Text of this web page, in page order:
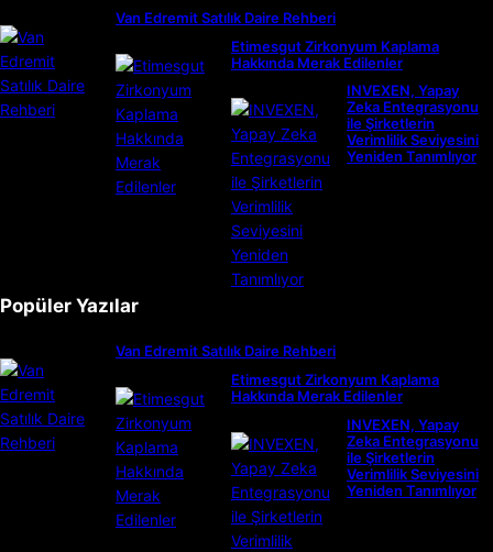
Van Edremit Satılık Daire Rehberi
Etimesgut Zirkonyum Kaplama
Hakkında Merak Edilenler
INVEXEN, Yapay
Zeka Entegrasyonu
ile Şirketlerin
Verimlilik Seviyesini
Yeniden Tanımlıyor
Popüler Yazılar
Van Edremit Satılık Daire Rehberi
Etimesgut Zirkonyum Kaplama
Hakkında Merak Edilenler
INVEXEN, Yapay
Zeka Entegrasyonu
ile Şirketlerin
Verimlilik Seviyesini
Yeniden Tanımlıyor